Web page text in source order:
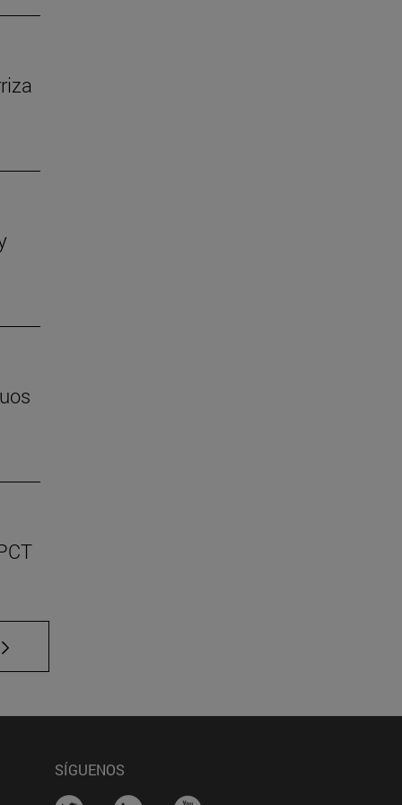
TAB para desplazarse.
SÍGUENOS